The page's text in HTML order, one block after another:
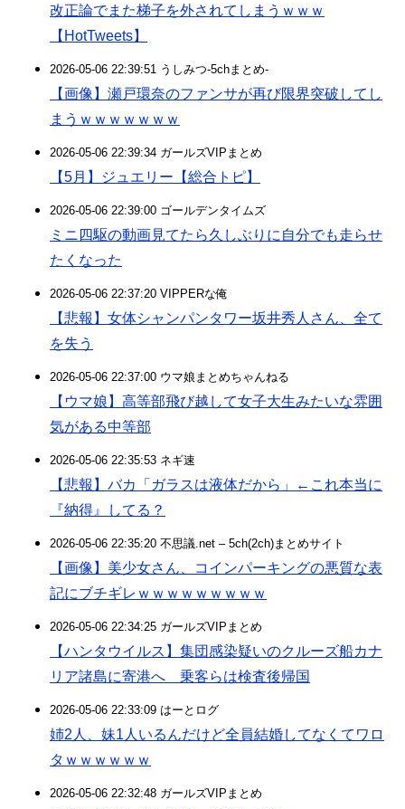
改正論でまた梯子を外されてしまうｗｗｗ
【HotTweets】
2026-05-06 22:39:51 うしみつ-5chまとめ-
【画像】瀬戸環奈のファンサが再び限界突破してし
まうｗｗｗｗｗｗｗ
2026-05-06 22:39:34 ガールズVIPまとめ
【5月】ジュエリー【総合トピ】
2026-05-06 22:39:00 ゴールデンタイムズ
ミニ四駆の動画見てたら久しぶりに自分でも走らせ
たくなった
2026-05-06 22:37:20 VIPPERな俺
【悲報】女体シャンパンタワー坂井秀人さん、全て
を失う
2026-05-06 22:37:00 ウマ娘まとめちゃんねる
【ウマ娘】高等部飛び越して女子大生みたいな雰囲
気がある中等部
2026-05-06 22:35:53 ネギ速
【悲報】バカ「ガラスは液体だから」←これ本当に
『納得』してる？
2026-05-06 22:35:20 不思議.net – 5ch(2ch)まとめサイト
【画像】美少女さん、コインパーキングの悪質な表
記にブチギレｗｗｗｗｗｗｗｗｗ
2026-05-06 22:34:25 ガールズVIPまとめ
【ハンタウイルス】集団感染疑いのクルーズ船カナ
リア諸島に寄港へ 乗客らは検査後帰国
2026-05-06 22:33:09 はーとログ
姉2人、妹1人いるんだけど全員結婚してなくてワロ
タｗｗｗｗｗｗ
2026-05-06 22:32:48 ガールズVIPまとめ